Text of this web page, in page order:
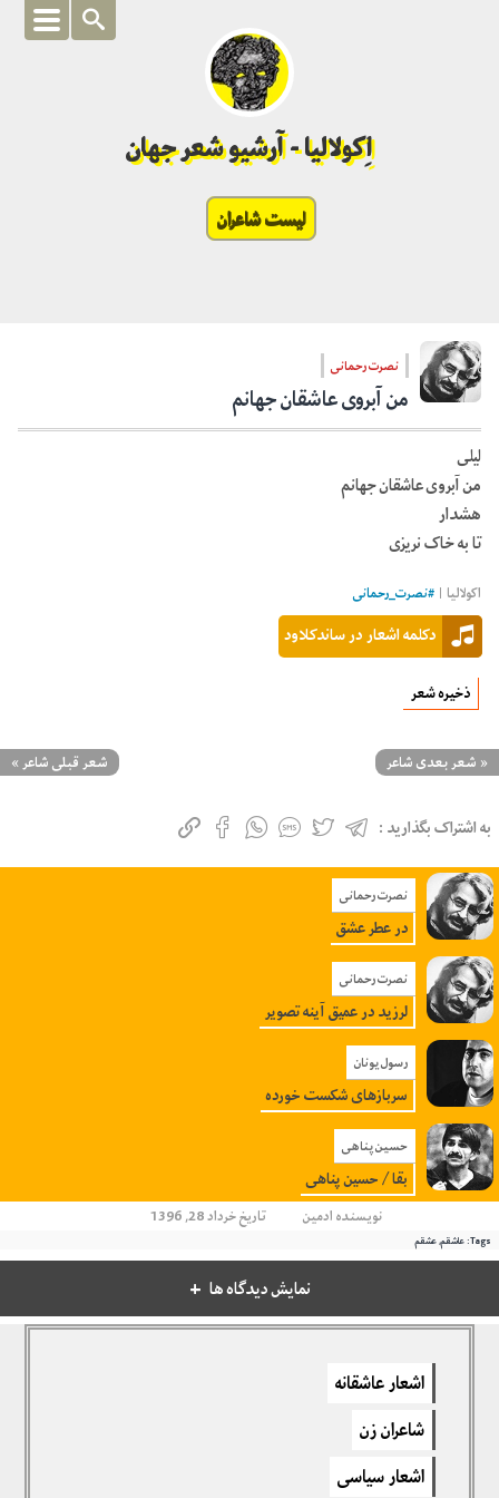
اِکولالیا - آرشیو شعر جهان
لیست شاعران
نصرت رحمانی
من آبروی عاشقان جهانم
لیلی
من آبروی عاشقان جهانم
هشدار
تا به خاک نریزی
اکولالیا | #نصرت_رحمانی
دکلمه اشعار در ساندکلاود
ذخیره شعر
« شعر بعدی شاعر شعر قبلی شاعر»
به اشتراک بگذارید :
نصرت رحمانی
در عطر عشق
نصرت رحمانی
لرزید در عمیق آینه تصویر
رسول یونان
سربازهای شکست خورده
حسین پناهی
بقا / حسین پناهی
نویسندهادمین تاریخ خرداد 28, 1396
Tags: عاشقم,عشقم
نمایش دیدگاه ها
دیدگاهتان را بنویسید
برای نوشتن دیدگاه باید
اشعار عاشقانه
شاعران زن
اشعار سیاسی